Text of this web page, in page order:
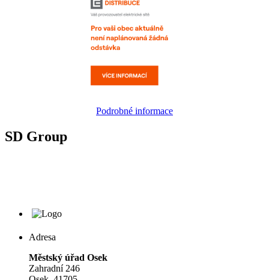
Podrobné informace
SD Group
Adresa
Městský úřad Osek
Zahradní 246